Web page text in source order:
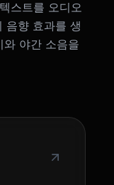
스트를 오디오
음향 효과를 생
와 야간 소음을